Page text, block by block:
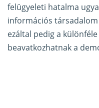
felügyeleti hatalma
információs
ezáltal pedig a
beavatkozhatnak a